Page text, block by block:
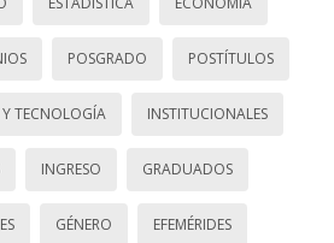
POSGRADO POSTÍTULOS
Y TECNOLOGÍA INSTITUCIONALES
INGRESO GRADUADOS
GÉNERO EFEMÉRIDES